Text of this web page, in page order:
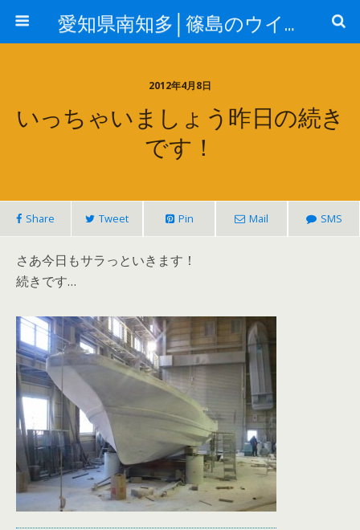
愛知県南知多│篠島のウイングはジギング&エギングガイドの釣り船（ルアー船）です
2012年4月8日
いっちゃいましょう昨日の続き
です！
Share Tweet Pin Mail SMS
さあ今日もサラっといきます！
続きです…